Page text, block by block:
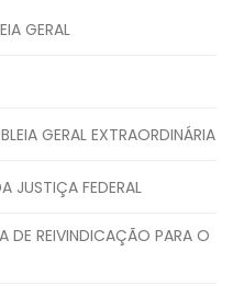
GERAL
GERAL EXTRAORDINÁRIA
JUSTIÇA FEDERAL
DE REIVINDICAÇÃO PARA O